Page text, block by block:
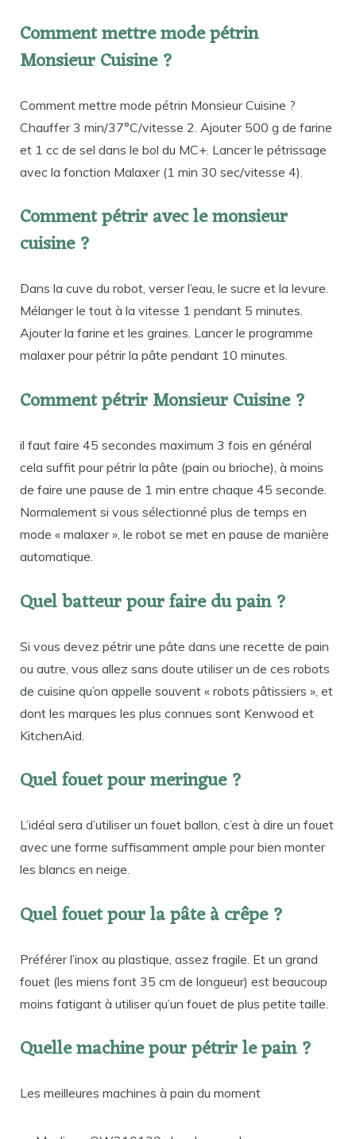
Comment mettre mode pétrin
Monsieur Cuisine ?
Comment mettre mode pétrin Monsieur Cuisine ?
Chauffer 3 min/37°C/vitesse 2. Ajouter 500 g de farine
et 1 cc de sel dans le bol du MC+. Lancer le pétrissage
avec la fonction Malaxer (1 min 30 sec/vitesse 4).
Comment pétrir avec le monsieur
cuisine ?
Dans la cuve du robot, verser l’eau, le sucre et la levure.
Mélanger le tout à la vitesse 1 pendant 5 minutes.
Ajouter la farine et les graines. Lancer le programme
malaxer pour pétrir la pâte pendant 10 minutes.
Comment pétrir Monsieur Cuisine ?
il faut faire 45 secondes maximum 3 fois en général
cela suffit pour pétrir la pâte (pain ou brioche), à moins
de faire une pause de 1 min entre chaque 45 seconde.
Normalement si vous sélectionné plus de temps en
mode « malaxer », le robot se met en pause de manière
automatique.
Quel batteur pour faire du pain ?
Si vous devez pétrir une pâte dans une recette de pain
ou autre, vous allez sans doute utiliser un de ces robots
de cuisine qu’on appelle souvent « robots pâtissiers », et
dont les marques les plus connues sont Kenwood et
KitchenAid.
Quel fouet pour meringue ?
L’idéal sera d’utiliser un fouet ballon, c’est à dire un fouet
avec une forme suffisamment ample pour bien monter
les blancs en neige.
Quel fouet pour la pâte à crêpe ?
Préférer l’inox au plastique, assez fragile. Et un grand
fouet (les miens font 35 cm de longueur) est beaucoup
moins fatigant à utiliser qu’un fouet de plus petite taille.
Quelle machine pour pétrir le pain ?
Les meilleures machines à pain du moment